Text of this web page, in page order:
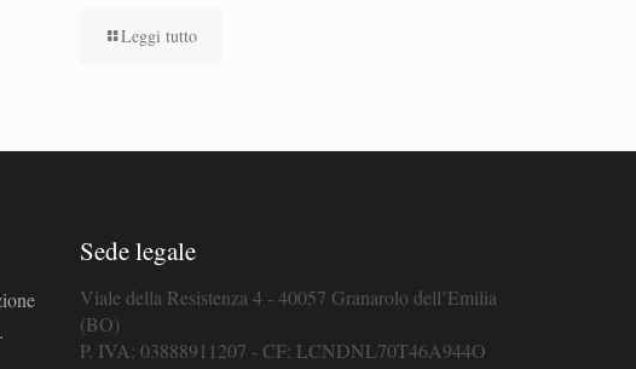
Leggi tutto
Sede legale
Viale della Resistenza 4 - 40057 Granarolo dell’Emilia
(BO)
P. IVA: 03888911207 - CF: LCNDNL70T46A944O